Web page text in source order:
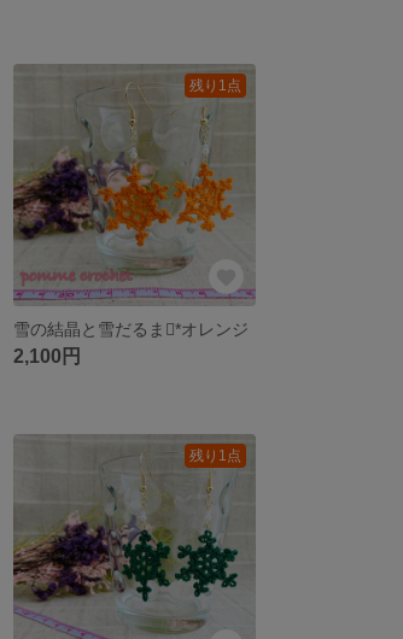
残り1点
雪の結晶と雪だるま*オレンジ
2,100円
残り1点